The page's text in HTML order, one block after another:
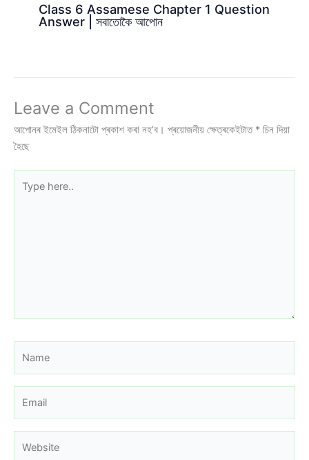
Class 6 Assamese Chapter 1 Question
Answer | সবাতোকৈ আপোন
Leave a Comment
আপোনৰ ইমেইল ঠিকনাটো প্ৰকাশ কৰা নহ’ব। প্ৰয়োজনীয় ক্ষেত্ৰকেইটাত * চিন দিয়া
হৈছে
here..